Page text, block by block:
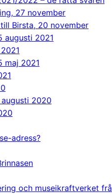
27 november
Birsta, 20 november
augusti 2021
maj 2021
2020
adress?
och museikraftverket